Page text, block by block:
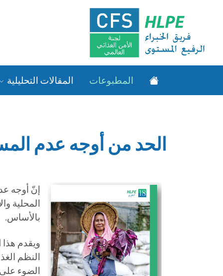
المطبوعات المقالات التحليلية
الحد من أوجه عدم
إنّ أوجه
المحلية
بالأساس.
ويقدم هذا
النظم
الضوء على